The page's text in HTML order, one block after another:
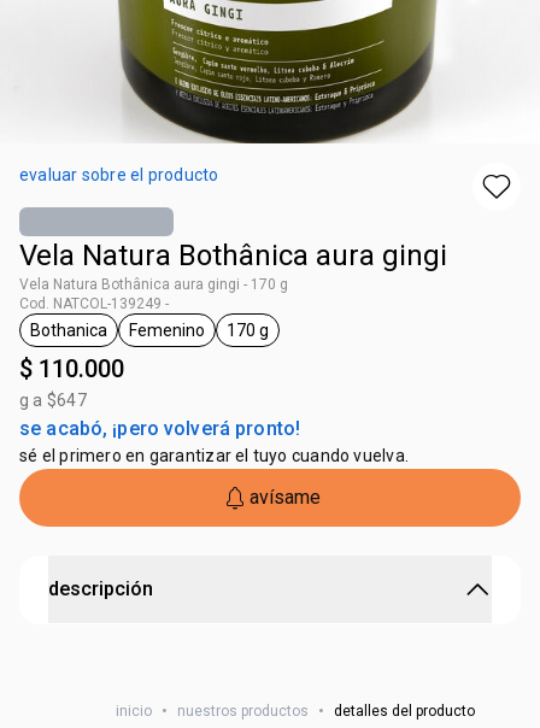
evaluar sobre el producto
Vela Natura Bothânica aura gingi
Vela Natura Bothânica aura gingi - 170 g
Cod. NATCOL-139249 -
general.tag Bothanica
Bothanica
general.tag Femenino
Femenino
general.tag 170 g
170 g
$ 110.000
g a $647
se acabó, ¡pero volverá pronto!
sé el primero en garantizar el tuyo cuando vuelva.
avísame
descripción
acogedor y sereno para tu rutina de autocuidado y
inicio • nuestros productos • detalles del producto